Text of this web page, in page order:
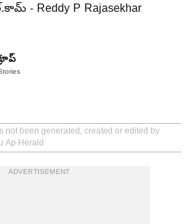
- Reddy P Rajasekhar
not been generated, created or edited by
Ap Herald
ADVERTISEMENT